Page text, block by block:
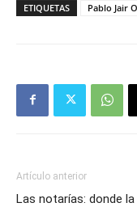
ETIQUETAS Pablo Jair
Artículo anterior
Las notarías: donde la